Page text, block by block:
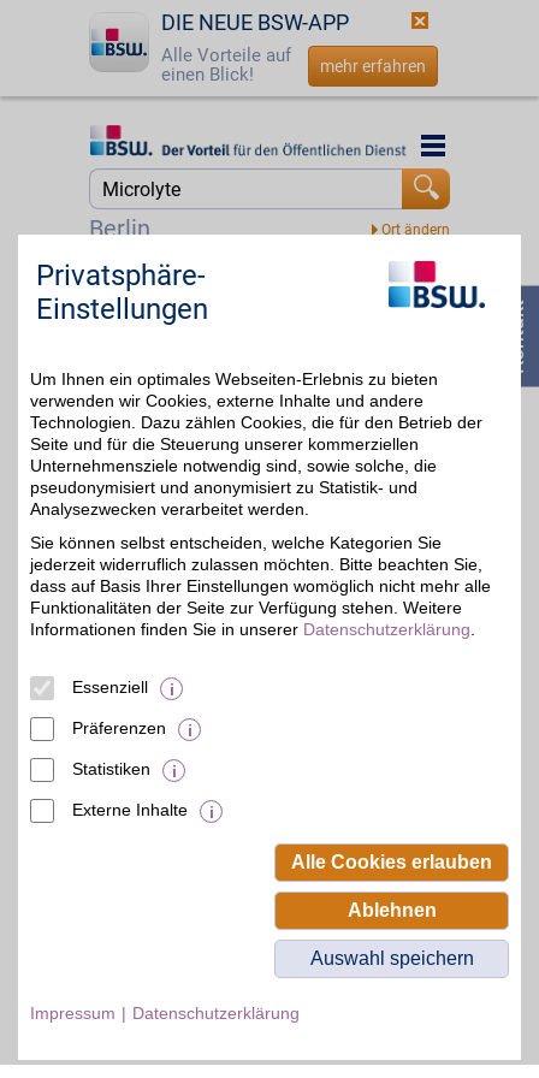
DIE NEUE BSW-APP
Alle Vorteile auf
einen Blick!
mehr erfahren
Startseite
Jetzt BSW-Mitglied werden
☎ 0800 - 279 25 82
Berlin
Startseite
Suche
waterdrop®
nachhaltig, gesund und
für jeden einfach
umzusetzen ist. Das ist
die Welt, in der wir leben
wollen.
Zum Partnerprofil
© BSW Verbraucher-Service
Privatsphäre-
Einstellungen
Um Ihnen ein optimales Webseiten-Erlebnis zu bieten
verwenden wir Cookies, externe Inhalte und andere
Technologien. Dazu zählen Cookies, die für den Betrieb der
Seite und für die Steuerung unserer kommerziellen
Unternehmensziele notwendig sind, sowie solche, die
pseudonymisiert und anonymisiert zu Statistik- und
Analysezwecken verarbeitet werden.
Sie können selbst entscheiden, welche Kategorien Sie
jederzeit widerruflich zulassen möchten. Bitte beachten Sie,
dass auf Basis Ihrer Einstellungen womöglich nicht mehr alle
Funktionalitäten der Seite zur Verfügung stehen. Weitere
Informationen finden Sie in unserer Datenschutzerklärung
Essenziell
Präferenzen
Statistiken
Externe Inhalte
Alle Cookies erlauben
Ablehnen
Auswahl speichern
Impressum Datenschutzerklärung